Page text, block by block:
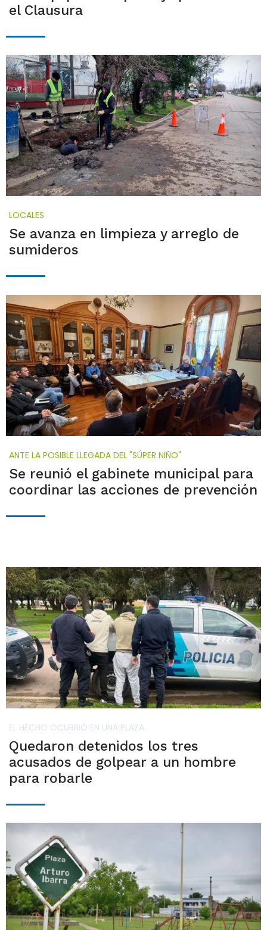
el Clausura
LOCALES
Se avanza en limpieza y arreglo de
sumideros
ANTE LA POSIBLE LLEGADA DEL "SÚPER NIÑO"
Se reunió el gabinete municipal para
coordinar las acciones de prevención
EL HECHO OCURRIÓ EN UNA PLAZA
Quedaron detenidos los tres
acusados de golpear a un hombre
para robarle